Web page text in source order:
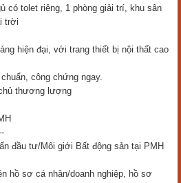
có tolet riêng, 1 phòng giải trí, khu sân
trời
hiện đại, với trang thiết bị nội thất cao
công chứng ngay.
thương lượng
đầu tư/Môi giới Bất động sản tại PMH
hồ sơ cá nhân/doanh nghiệp, hồ sơ